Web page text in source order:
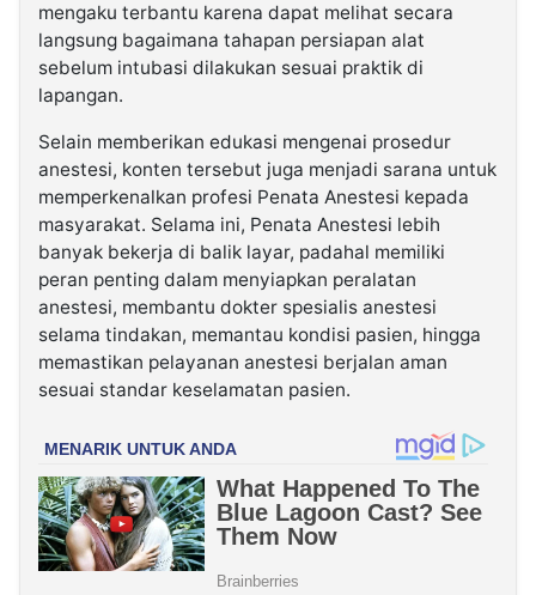
mengaku terbantu karena dapat melihat secara
langsung bagaimana tahapan persiapan alat
sebelum intubasi dilakukan sesuai praktik di
lapangan.
Selain memberikan edukasi mengenai prosedur
anestesi, konten tersebut juga menjadi sarana untuk
memperkenalkan profesi Penata Anestesi kepada
masyarakat. Selama ini, Penata Anestesi lebih
banyak bekerja di balik layar, padahal memiliki
peran penting dalam menyiapkan peralatan
anestesi, membantu dokter spesialis anestesi
selama tindakan, memantau kondisi pasien, hingga
memastikan pelayanan anestesi berjalan aman
sesuai standar keselamatan pasien.